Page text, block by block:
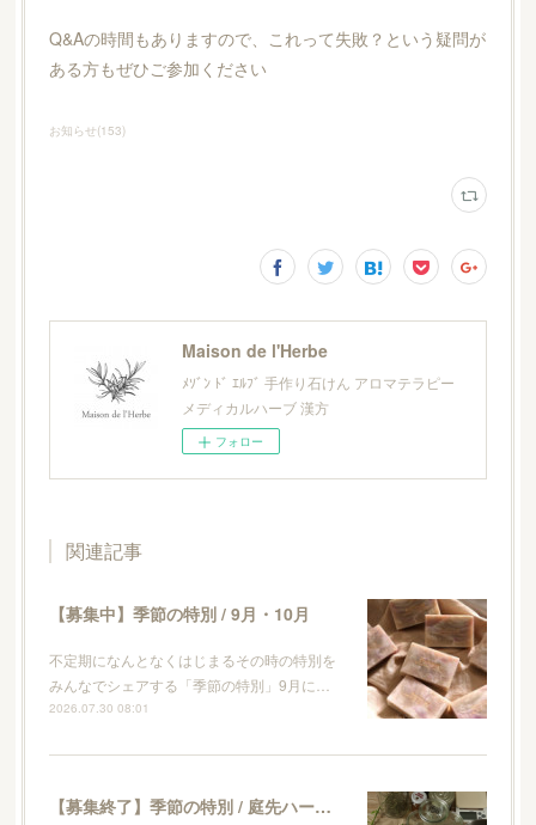
Q&Aの時間もありますので、これって失敗？という疑問が
ある方もぜひご参加ください
お知らせ(153)
Maison de l'Herbe
ﾒｿﾞﾝ ﾄﾞ ｴﾙﾌﾞ 手作り石けん アロマテラピー
メディカルハーブ 漢方
フォロー
関連記事
【募集中】季節の特別 / 9月・10月
不定期になんとなくはじまるその時の特別を
みんなでシェアする「季節の特別」9月に…
2026.07.30 08:01
【募集終了】季節の特別 / 庭先ハーブとレモンのキッチンソープ作り